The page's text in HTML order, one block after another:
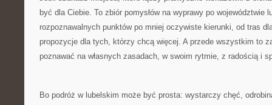
być dla Ciebie. To zbiór pomysłów na wyprawy po województwie
rozpoznawalnych punktów po mniej oczywiste kierunki, od tras
propozycje dla tych, którzy chcą więcej. A przede wszystkim to
poznawać na własnych zasadach, w swoim rytmie, z radością i
Bo podróż w lubelskim może być prosta: wystarczy chęć,